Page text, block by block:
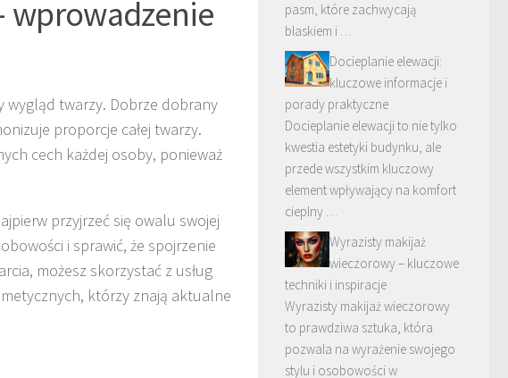
wprowadzenie
wygląd twarzy. Dobrze dobrany
proporcje całej twarzy.
cech każdej osoby, ponieważ
przyjrzeć się owalu swojej
i sprawić, że spojrzenie
możesz skorzystać z usług
którzy znają aktualne
pasm, które zachwycają
blaskiem i …
Docieplanie elewacji:
kluczowe informacje i
porady praktyczne
Docieplanie elewacji to nie tylko
kwestia estetyki budynku, ale
przede wszystkim kluczowy
element wpływający na komfort
cieplny …
Wyrazisty makijaż
wieczorowy – kluczowe
techniki i inspiracje
Wyrazisty makijaż wieczorowy
to prawdziwa sztuka, która
pozwala na wyrażenie swojego
stylu i osobowości w